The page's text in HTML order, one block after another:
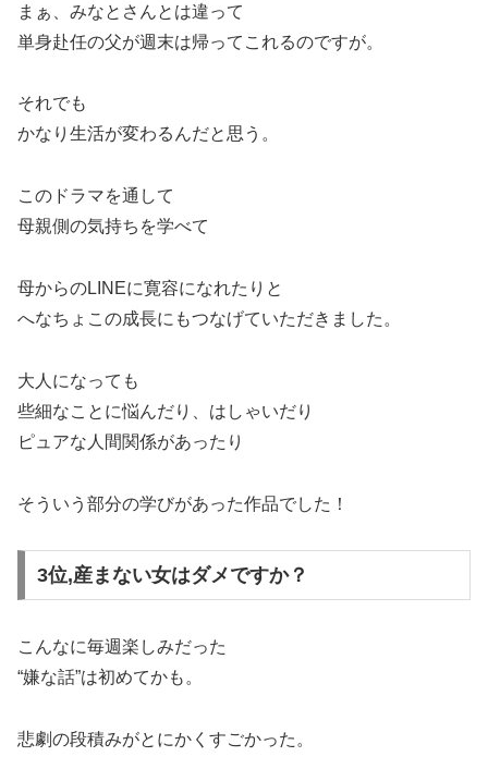
まぁ、みなとさんとは違って
単身赴任の父が週末は帰ってこれるのですが。
それでも
かなり生活が変わるんだと思う。
このドラマを通して
母親側の気持ちを学べて
母からのLINEに寛容になれたりと
へなちょこの成長にもつなげていただきました。
大人になっても
些細なことに悩んだり、はしゃいだり
ピュアな人間関係があったり
そういう部分の学びがあった作品でした！
3位,産まない女はダメですか？
こんなに毎週楽しみだった
“嫌な話”は初めてかも。
悲劇の段積みがとにかくすごかった。